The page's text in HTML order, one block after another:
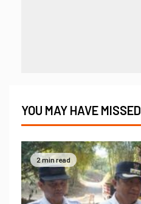
YOU MAY HAVE MISSED
2 min read